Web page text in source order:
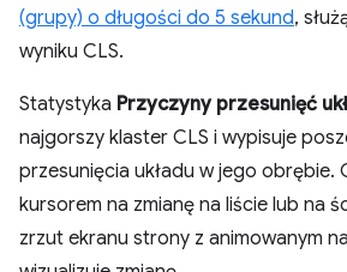
(grupy) o długości do 5 sekund,
wyniku CLS.
Statystyka Przyczyny przesunięć
najgorszy klaster CLS i wypisuje
przesunięcia układu w jego obrębie.
kursorem na zmianę na liście lub na
zrzut ekranu strony z animowanym